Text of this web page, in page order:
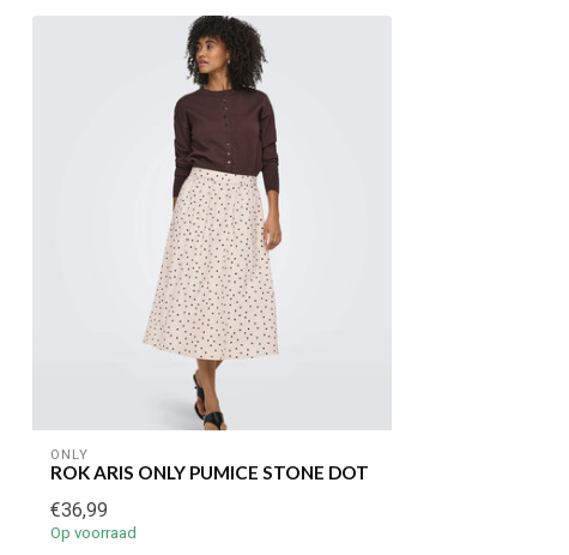
ONLY
ROK ARIS ONLY PUMICE STONE DOT
€36,99
Op voorraad